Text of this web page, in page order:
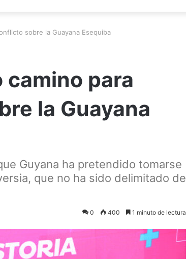
sobre la Guayana Esequiba
camino para
la Guayana
Guyana ha pretendido tomarse
que no ha sido delimitado de
0 400 1 minuto de lectura